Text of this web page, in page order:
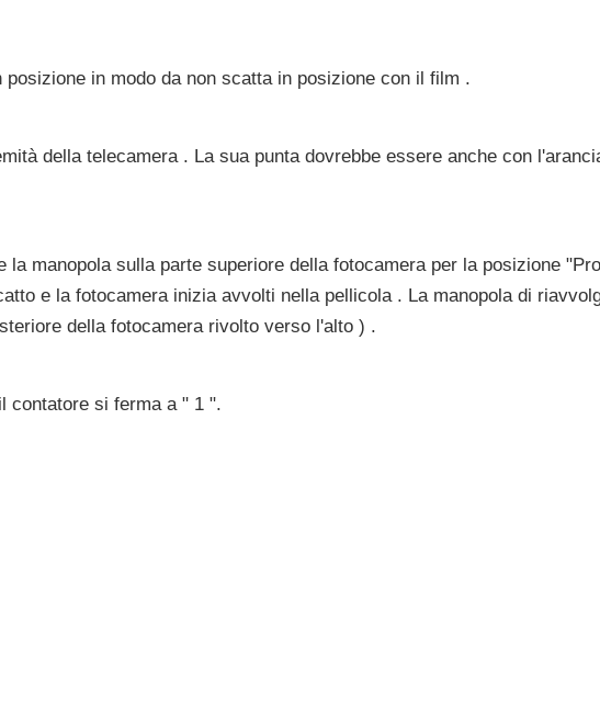
in modo da non scatta in posizione con il film .
della telecamera . La sua punta dovrebbe essere anche con
la manopola sulla parte superiore della fotocamera per la posizione
e la fotocamera inizia avvolti nella pellicola . La manopola di
della fotocamera rivolto verso l'alto ) .
contatore si ferma a " 1 ".